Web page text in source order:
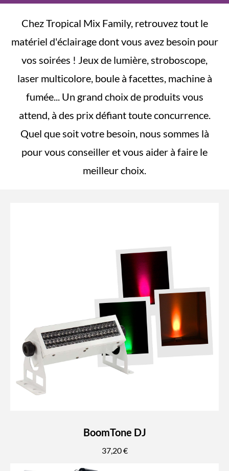
Chez Tropical Mix Family, retrouvez tout le
matériel d'éclairage dont vous avez besoin pour
vos soirées ! Jeux de lumière, stroboscope,
laser multicolore, boule à facettes, machine à
fumée... Un grand choix de produits vous
attend, à des prix défiant toute concurrence.
Quel que soit votre besoin, nous sommes là
pour vous conseiller et vous aider à faire le
meilleur choix.
BoomTone DJ
37,20 €